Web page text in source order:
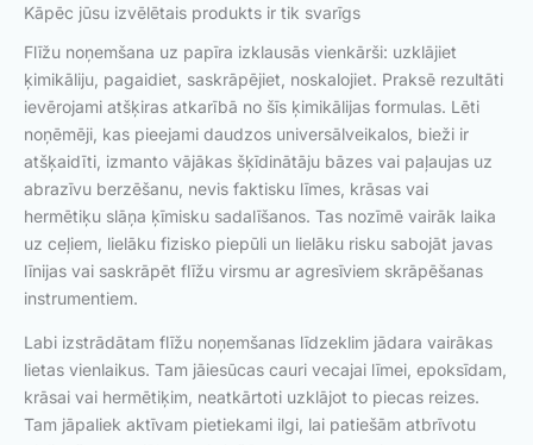
Kāpēc jūsu izvēlētais produkts ir tik svarīgs
Flīžu noņemšana uz papīra izklausās vienkārši: uzklājiet
ķimikāliju, pagaidiet, saskrāpējiet, noskalojiet. Praksē rezultāti
ievērojami atšķiras atkarībā no šīs ķimikālijas formulas. Lēti
noņēmēji, kas pieejami daudzos universālveikalos, bieži ir
atšķaidīti, izmanto vājākas šķīdinātāju bāzes vai paļaujas uz
abrazīvu berzēšanu, nevis faktisku līmes, krāsas vai
hermētiķu slāņa ķīmisku sadalīšanos. Tas nozīmē vairāk laika
uz ceļiem, lielāku fizisko piepūli un lielāku risku sabojāt javas
līnijas vai saskrāpēt flīžu virsmu ar agresīviem skrāpēšanas
instrumentiem.
Labi izstrādātam flīžu noņemšanas līdzeklim jādara vairākas
lietas vienlaikus. Tam jāiesūcas cauri vecajai līmei, epoksīdam,
krāsai vai hermētiķim, neatkārtoti uzklājot to piecas reizes.
Tam jāpaliek aktīvam pietiekami ilgi, lai patiešām atbrīvotu